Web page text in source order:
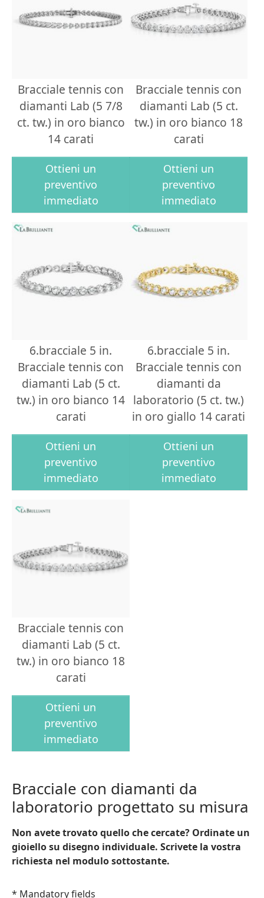
Bracciale tennis con
diamanti Lab (5 7/8
ct. tw.) in oro bianco
14 carati
Ottieni un
preventivo
immediato
Bracciale tennis con
diamanti Lab (5 ct.
tw.) in oro bianco 18
carati
Ottieni un
preventivo
immediato
6.bracciale 5 in.
Bracciale tennis con
diamanti Lab (5 ct.
tw.) in oro bianco 14
carati
Ottieni un
preventivo
immediato
6.bracciale 5 in.
Bracciale tennis con
diamanti da
laboratorio (5 ct. tw.)
in oro giallo 14 carati
Ottieni un
preventivo
immediato
Bracciale tennis con
diamanti Lab (5 ct.
tw.) in oro bianco 18
carati
Ottieni un
preventivo
immediato
Bracciale con diamanti da
laboratorio progettato su misura
Non avete trovato quello che cercate? Ordinate un
gioiello su disegno individuale. Scrivete la vostra
richiesta nel modulo sottostante.
* Mandatory fields